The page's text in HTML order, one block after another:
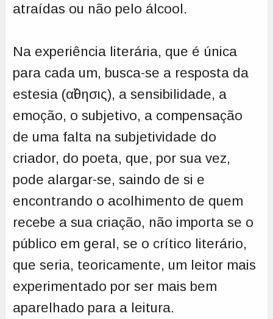
atraídas ou não pelo álcool.
Na experiência literária, que é única
para cada um, busca-se a resposta da
estesia (αἴθησις), a sensibilidade, a
emoção, o subjetivo, a compensação
de uma falta na subjetividade do
criador, do poeta, que, por sua vez,
pode alargar-se, saindo de si e
encontrando o acolhimento de quem
recebe a sua criação, não importa se o
público em geral, se o crítico literário,
que seria, teoricamente, um leitor mais
experimentado por ser mais bem
aparelhado para a leitura.